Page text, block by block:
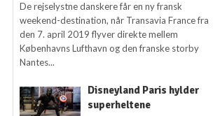
De rejselystne danskere får en ny fransk
weekend-destination, når Transavia France fra
den 7. april 2019 flyver direkte mellem
Københavns Lufthavn og den franske storby
Nantes...
Disneyland Paris hylder
superheltene